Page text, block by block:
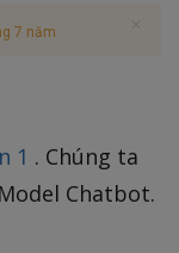
7 năm
1 . Chúng ta
Chatbot.